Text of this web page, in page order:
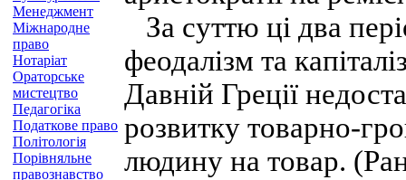
Менеджмент
Міжнародне
право
Нотаріат
Ораторське
мистецтво
Педагогіка
Податкове право
Політологія
Порівняльне
правознавство
За суттю ці два
феодалізм та
Давній Греції
розвитку товарно-
людину на товар.